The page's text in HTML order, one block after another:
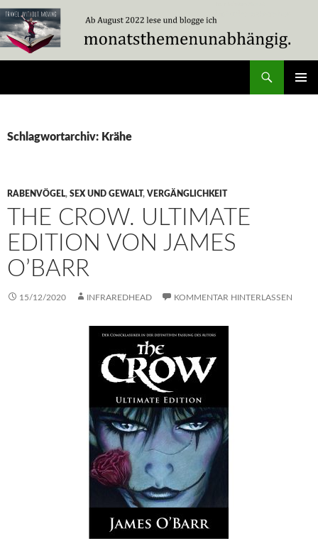
Zum
Inhalt
springen
Schlagwortarchiv: Krähe
RABENVÖGEL, SEX UND GEWALT, VERGÄNGLICHKEIT
THE CROW. ULTIMATE
EDITION VON JAMES
O’BARR
15/12/2020 INFRAREDHEAD KOMMENTAR HINTERLASSEN